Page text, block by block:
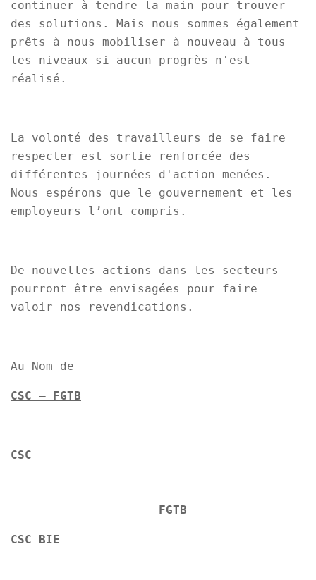
continuer à tendre la main pour trouver
des solutions. Mais nous sommes également
prêts à nous mobiliser à nouveau à tous
les niveaux si aucun progrès n'est
réalisé.
La volonté des travailleurs de se faire
respecter est sortie renforcée des
différentes journées d'action menées.
Nous espérons que le gouvernement et les
employeurs l’ont compris.
De nouvelles actions dans les secteurs
pourront être envisagées pour faire
valoir nos revendications.
Au Nom de
CSC – FGTB
CSC
FGTB
CSC BIE